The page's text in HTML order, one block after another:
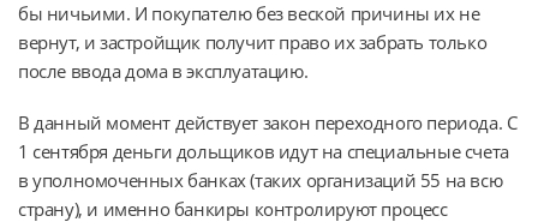
бы ничьими. И покупателю без веской причины их не
вернут, и застройщик получит право их забрать только
после ввода дома в эксплуатацию.
В данный момент действует закон переходного периода. С
1 сентября деньги дольщиков идут на специальные счета
в уполномоченных банках (таких организаций 55 на всю
страну), и именно банкиры контролируют процесс